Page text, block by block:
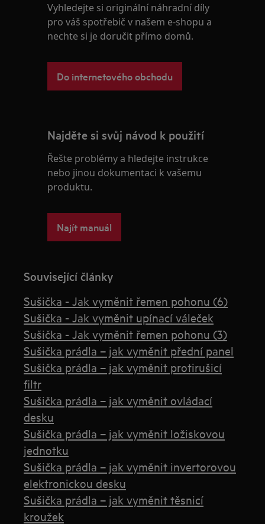
Vyhledejte si originální náhradní díly
pro váš spotřebič v našem e-shopu a
nechte si je doručit přímo domů.
Do internetového obchodu
Najděte si svůj návod k použití
Řešte problémy a hledejte instrukce
nebo jinou dokumentaci k vašemu
produktu.
Najít manuál
Související články
Sušička - Jak vyměnit řemen pohonu (6)
Sušička - Jak vyměnit upínací váleček
Sušička - Jak vyměnit řemen pohonu (3)
Sušička prádla – jak vyměnit přední panel
Sušička prádla – jak vyměnit protirušicí
filtr
Sušička prádla – jak vyměnit ovládací
desku
Sušička prádla – jak vyměnit ložiskovou
jednotku
Sušička prádla – jak vyměnit invertorovou
elektronickou desku
Sušička prádla – jak vyměnit těsnicí
kroužek